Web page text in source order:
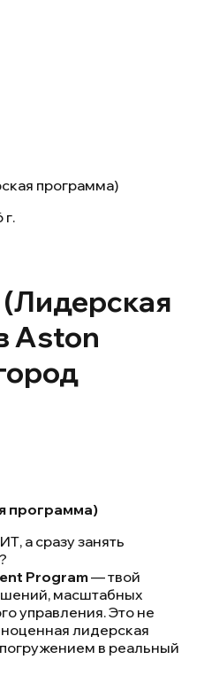
программа)
г.
Aston
программа)
а сразу занять
Program— твой
масштабных
управления. Это не
лидерская
в реальный